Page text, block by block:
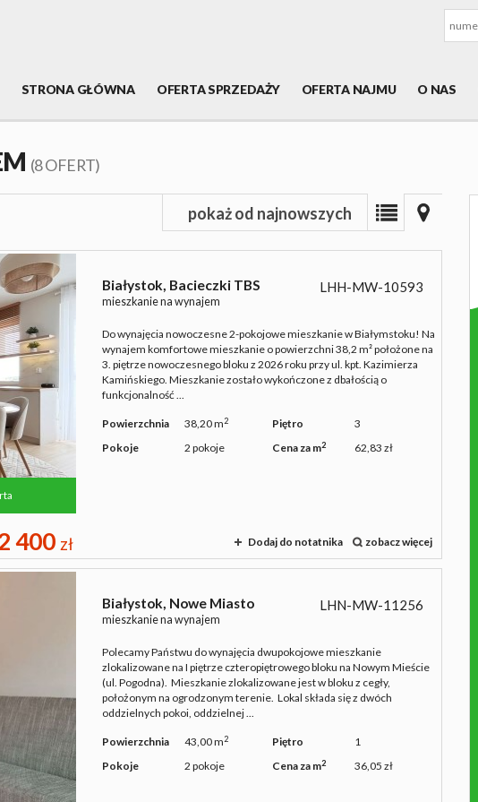
STRONA GŁÓWNA OFERTA SPRZEDAŻY OFERTA NAJMU O NAS
(8 OFERT)
pokaż od najnowszych
Białystok, Bacieczki TBS
mieszkanie na wynajem
LHH-MW-10593
Do wynajęcia nowoczesne 2-pokojowe mieszkanie w Białymstoku! Na
wynajem komfortowe mieszkanie o powierzchni 38,2 m² położone na
3. piętrze nowoczesnego bloku z 2026 roku przy ul. kpt. Kazimierza
Kamińskiego. Mieszkanie zostało wykończone z dbałością o
funkcjonalność ...
Powierzchnia 38,20 m2 Piętro
3
Pokoje
2 pokoje Cena za m2 62,83 zł
400 zł Dodaj do notatnika zobacz więcej
Białystok, Nowe Miasto
mieszkanie na wynajem
LHN-MW-11256
Polecamy Państwu do wynajęcia dwupokojowe mieszkanie
zlokalizowane na I piętrze czteropiętrowego bloku na Nowym Mieście
(ul. Pogodna). Mieszkanie zlokalizowane jest w bloku z cegły,
położonym na ogrodzonym terenie. Lokal składa się z dwóch
oddzielnych pokoi, oddzielnej ...
Powierzchnia 43,00 m2 Piętro
1
Pokoje
2 pokoje Cena za m2 36,05 zł